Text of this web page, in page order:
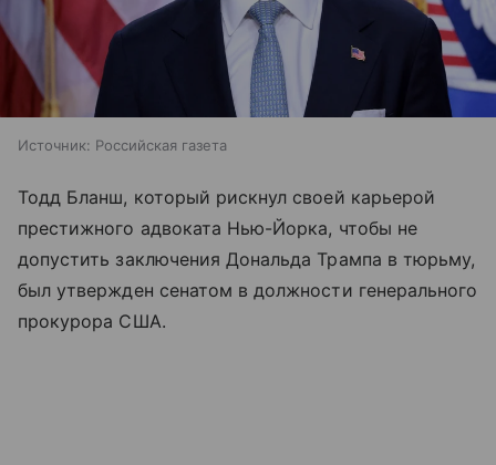
Источник: Российская газета
Тодд Бланш, который рискнул своей карьерой
престижного адвоката Нью-Йорка, чтобы не
допустить заключения Дональда Трампа в тюрьму,
был утвержден сенатом в должности генерального
прокурора США.